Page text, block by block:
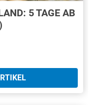
5 TAGE AB